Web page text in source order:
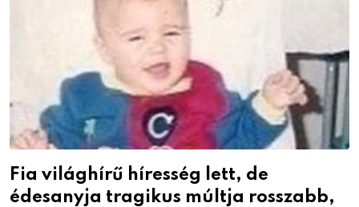
Fia világhírű híresség lett, de
édesanyja tragikus múltja rosszabb,